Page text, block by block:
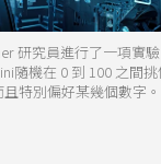
研究員進行了一項實驗
隨機在 0 到 100 之間
特別偏好某幾個數字。